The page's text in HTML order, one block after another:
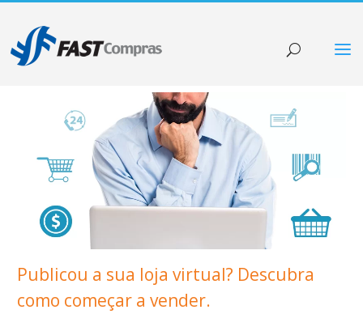
Publicou a sua loja virtual? Descubra
como começar a vender.